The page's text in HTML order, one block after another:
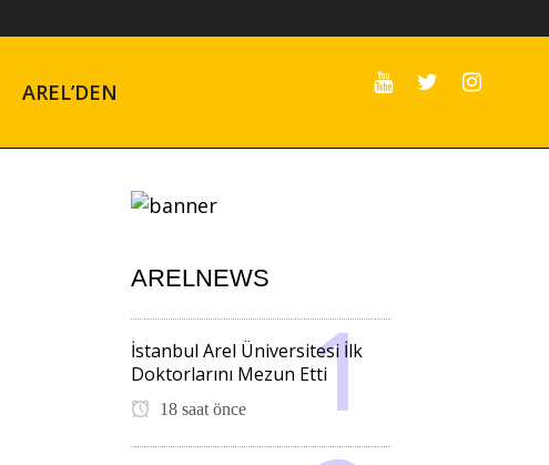
AREL’DEN
ARELNEWS
İstanbul Arel Üniversitesi İlk
Doktorlarını Mezun Etti
18 saat önce